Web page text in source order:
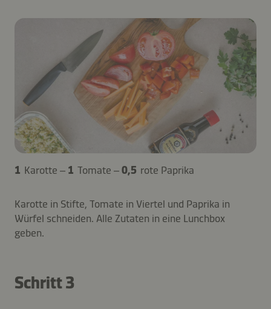
1 Karotte – 1 Tomate –0,5 rote Paprika
Karotte in Stifte, Tomate in Viertel und Paprika in
Würfel schneiden. Alle Zutaten in eine Lunchbox
geben.
Schritt 3